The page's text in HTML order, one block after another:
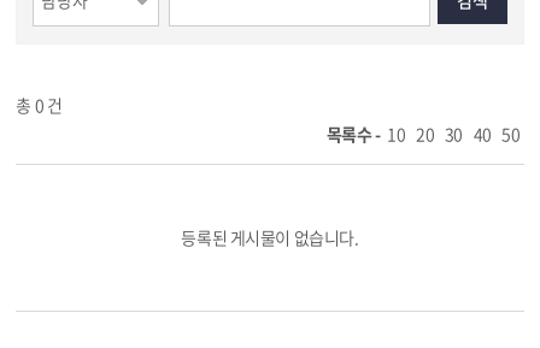
총 0 건
목록수 - 10 20 30 40 50
등록된 게시물이 없습니다.